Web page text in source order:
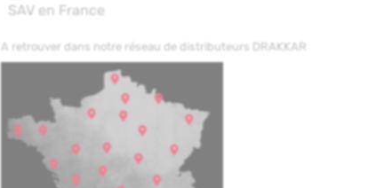
SAV en France
A retrouver dans notre réseau de distributeurs DRAKKAR